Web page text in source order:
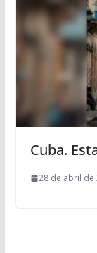
Cuba.
28 de abril de